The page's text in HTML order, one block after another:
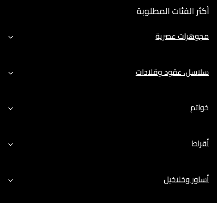
أكثر الفئات المطلوبة
مجوهرات عصرية
سلاسل، عقود وقلادات
خواتم
أقراط
أساور وخلاخيل